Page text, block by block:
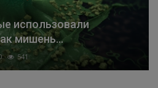
использовали
мишень...
541